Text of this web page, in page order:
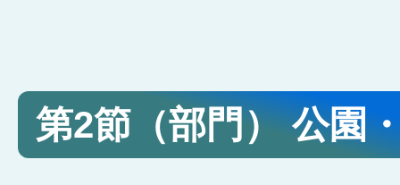
第2節（部門） 公園